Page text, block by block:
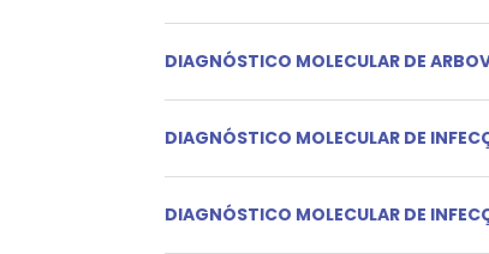
DIAGNÓSTICO MOLECULAR DE
DIAGNÓSTICO MOLECULAR DE
DIAGNÓSTICO MOLECULAR DE